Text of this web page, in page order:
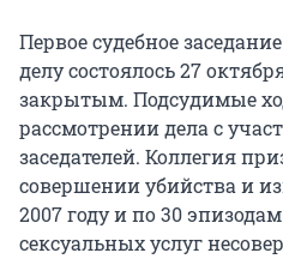
Первое судебное
делу состоялось 27
закрытым. Подсудимые
рассмотрении дела с
заседателей. Коллегия
совершении убийства и
2007 году и по 30
сексуальных услуг